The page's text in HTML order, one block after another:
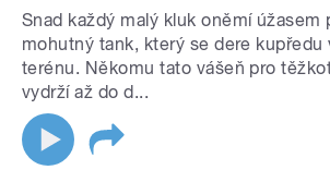
Snad každý malý kluk oněmí úžasem
mohutný tank, který se dere kupředu
terénu. Někomu tato vášeň pro
vydrží až do d...